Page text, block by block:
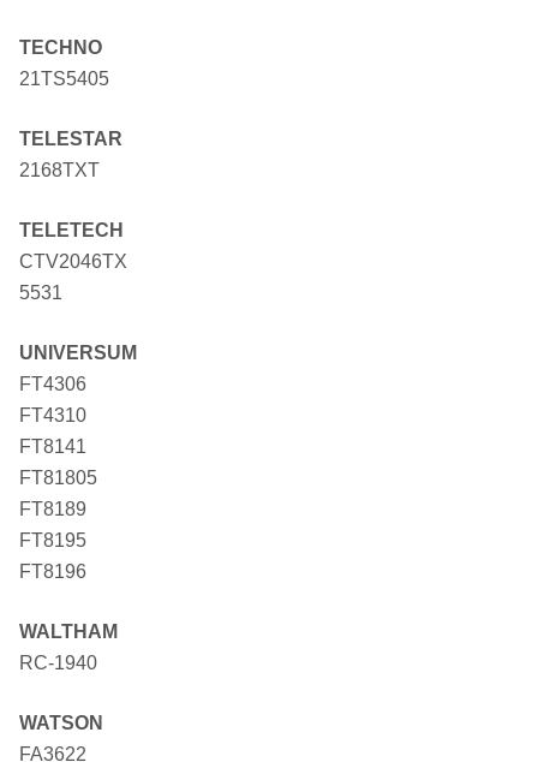
TECHNO
21TS5405
TELESTAR
2168TXT
TELETECH
CTV2046TX
5531
UNIVERSUM
FT4306
FT4310
FT8141
FT81805
FT8189
FT8195
FT8196
WALTHAM
RC-1940
WATSON
FA3622